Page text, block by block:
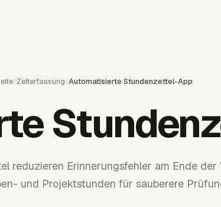
/Zeiterfassung/Automatisierte Stundenzettel-App
reduzieren Erinnerungsfehler am Ende der
und Projektstunden für sauberere